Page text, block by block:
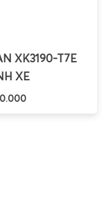
quả cân chuẩn có
bằng.
cân được đặt
cân điện tử sẽ
XK3190-T7E
XE